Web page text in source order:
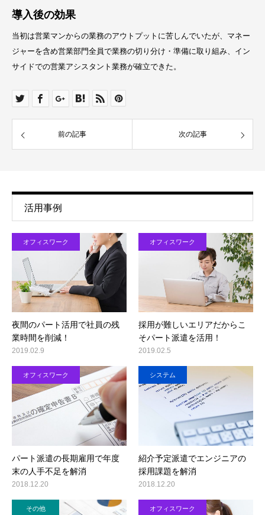
導入後の効果
当初は営業マンからの業務のアウトプットに苦しんでいたが、マネー
ジャーを含め営業部門全員で業務の切り分け・準備に取り組み、イン
サイドでの営業アシスタント業務が確立できた。
前の記事 次の記事
活用事例
オフィスワーク
夜間のパート活用で社員の残
業時間を削減！
2019.02.9
オフィスワーク
採用が難しいエリアだからこ
そパート派遣を活用！
2019.02.5
オフィスワーク
パート派遣の長期雇用で年度
末の人手不足を解消
2018.12.20
システム
紹介予定派遣でエンジニアの
採用課題を解消
2018.12.20
その他 オフィスワーク